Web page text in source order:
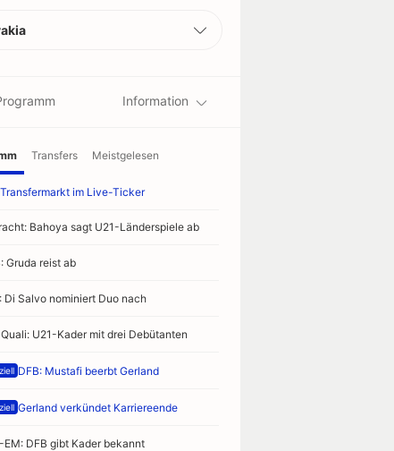
Information
Transfers Meistgelesen
im Live-Ticker
Bahoya sagt U21-Länderspiele ab
Gruda reist ab
Di Salvo nominiert Duo nach
U21-Kader mit drei Debütanten
DFB: Mustafi beerbt Gerland
Gerland verkündet Karriereende
EM: DFB gibt Kader bekannt